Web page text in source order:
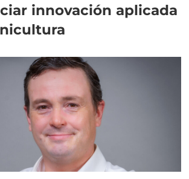
innovación aplicada